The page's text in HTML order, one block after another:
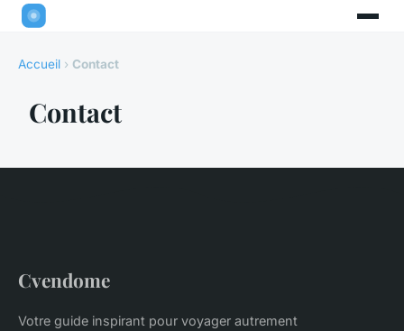
Accueil › Contact
Contact
Cvendome
Votre guide inspirant pour voyager autrement